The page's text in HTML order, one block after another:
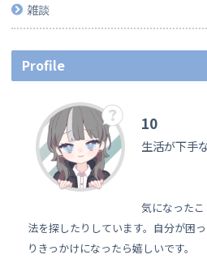
雑談
Profile
10
生活が下手
気になった
法を探したりしています。自分が困
りきっかけになったら嬉しいです。